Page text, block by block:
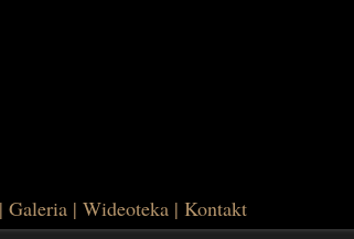
| Galeria | Wideoteka | Kontakt